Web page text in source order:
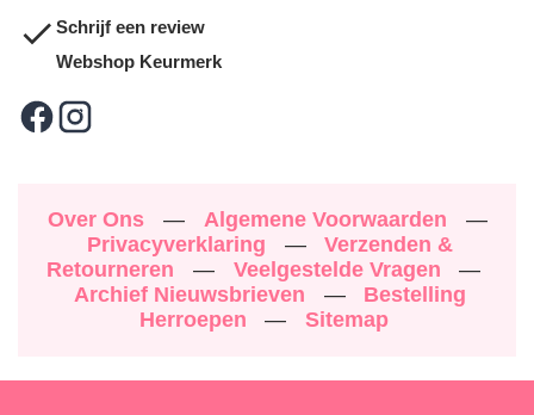
Schrijf een review
Webshop Keurmerk
Over Ons — Algemene Voorwaarden
—
Privacyverklaring
—
Verzenden &
Retourneren
— Veelgestelde Vragen
—
Archief Nieuwsbrieven
—
Bestelling
Herroepen
— Sitemap